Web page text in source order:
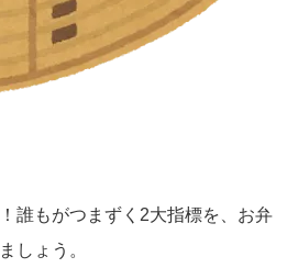
誰もがつまずく2大指標を、お弁
しょう。